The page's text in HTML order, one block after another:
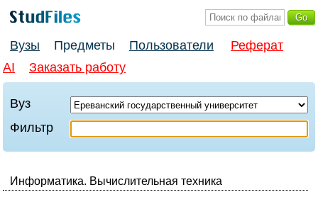
Вузы Предметы Пользователи
Реферат
AI
Заказать работу
Вуз
Фильтр
Информатика. Вычислительная техника